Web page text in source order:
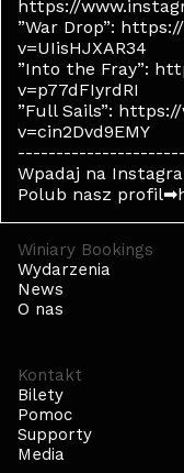
https://
”War Drop”:
v=UIisHJXAR34
”Into the Fray”:
v=p77dFIyrdRI
”Full Sails”:
v=cin2Dvd9EMY
Wpadaj na
Polub nasz
Winiary Bookings
Wydarzenia
News
O nas
Kontakt
Bilety
Pomoc
Supporty
Media